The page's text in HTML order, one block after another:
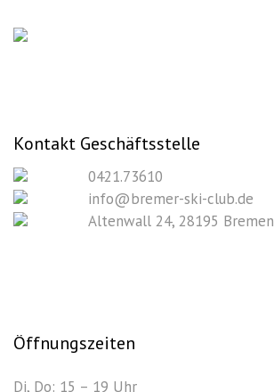
Kontakt Geschäftsstelle
0421.73610
info@bremer-ski-club.de
Altenwall 24, 28195 Bremen
Öffnungszeiten
Di, Do: 15 – 19 Uhr